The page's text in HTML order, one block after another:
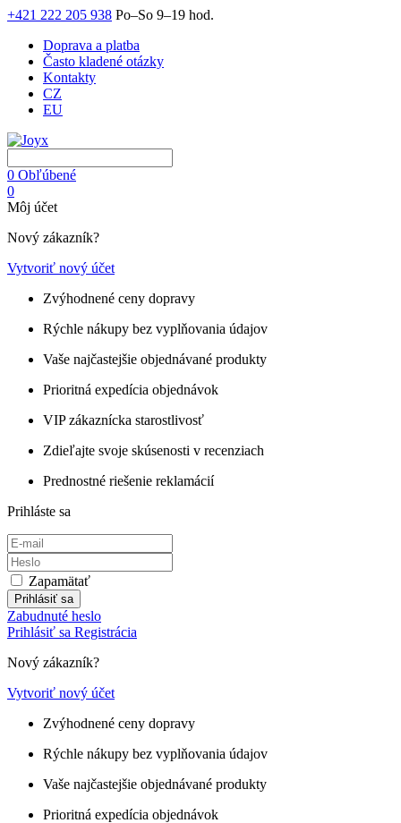
+421 222 205 938 Po–So 9–19 hod.
Doprava a platba
Často kladené otázky
Kontakty
CZ
EU
0 Obľúbené
0
Môj účet
Nový zákazník?
Vytvoriť nový účet
Zvýhodnené ceny dopravy
Rýchle nákupy bez vyplňovania údajov
Vaše najčastejšie objednávané produkty
Prioritná expedícia objednávok
VIP zákaznícka starostlivosť
Zdieľajte svoje skúsenosti v recenziach
Prednostné riešenie reklamácií
Prihláste sa
Zapamätať
Prihlásiť sa
Zabudnuté heslo
Prihlásiť sa Registrácia
Nový zákazník?
Vytvoriť nový účet
Zvýhodnené ceny dopravy
Rýchle nákupy bez vyplňovania údajov
Vaše najčastejšie objednávané produkty
Prioritná expedícia objednávok